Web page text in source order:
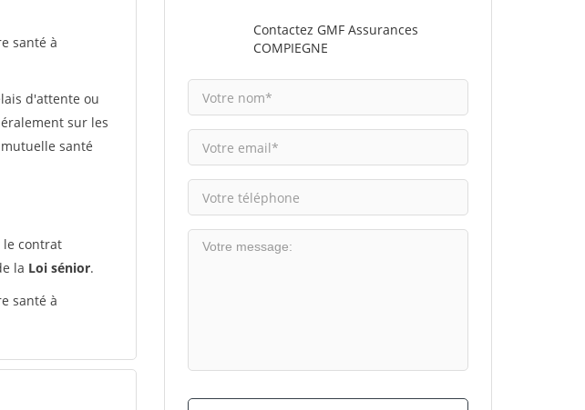
santé à
d'attente ou
sur les
santé
le contrat
la Loi sénior.
santé à
Contactez GMF Assurances
COMPIEGNE